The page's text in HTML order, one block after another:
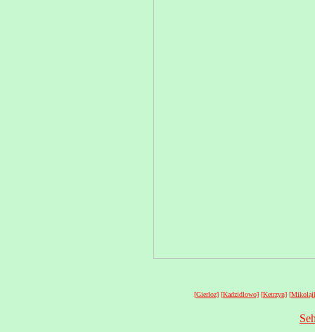
[Gierloz] [Kadzidlowo] [Ketrzyn]